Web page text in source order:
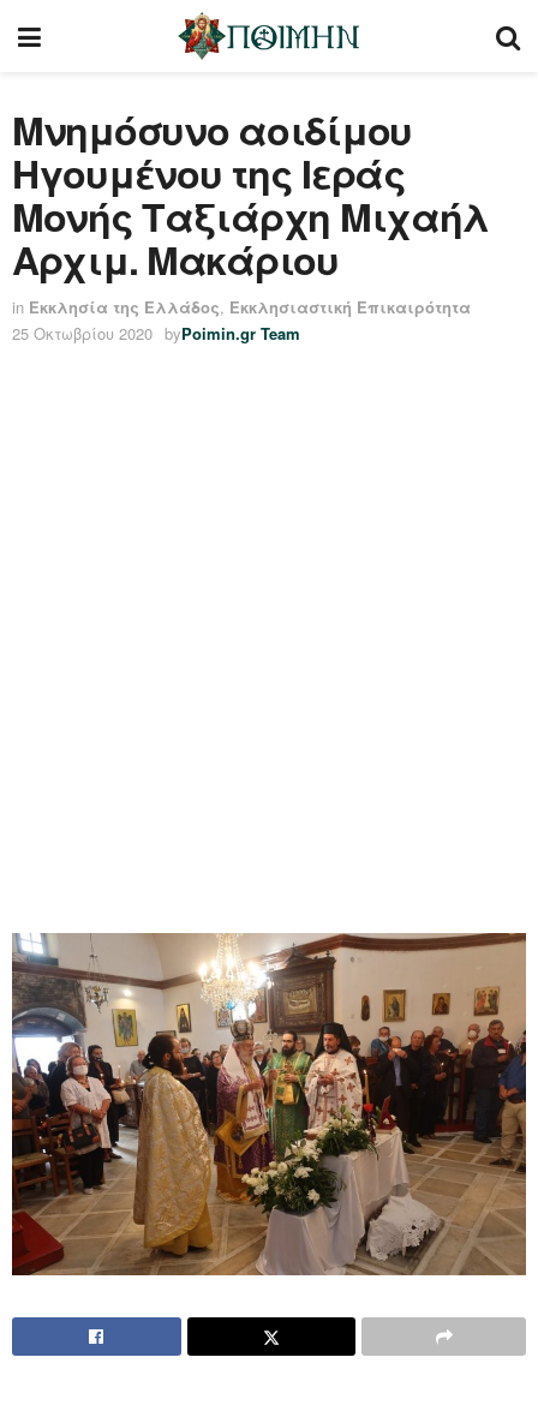
Μνημόσυνο αοιδίμου
Ηγουμένου της Ιεράς
Μονής Ταξιάρχη Μιχαήλ
Αρχιμ. Μακάριου
in Εκκλησία της Ελλάδος, Εκκλησιαστική Επικαιρότητα
25 Οκτωβρίου 2020 byPoimin.gr Team